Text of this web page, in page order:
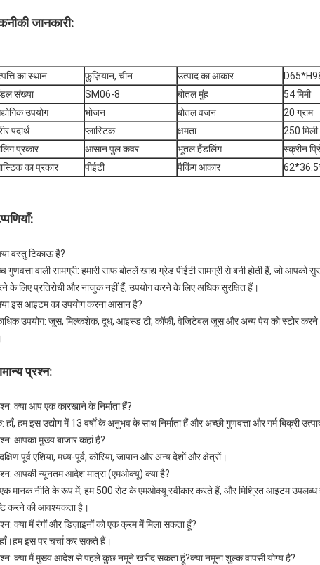
जानकारी:
का स्थान फ़ुज़ियान, चीन उत्पाद का आकार
संख्या
SM06-8 बोतल मुंह
54 मिमी
उपयोग
भोजन बोतल वजन
20 ग्राम
पदार्थ
प्लास्टिक क्षमता
‎250 मिली
प्रकार
आसान पुल कवर भूतल हैंडलिंग
स्क्रीन
का प्रकार
पीईटी पैकिंग आकार
वस्तु टिकाऊ है?
गुणवत्ता वाली सामग्री: हमारी साफ बोतलें खाद्य ग्रेड पीईटी सामग्री से बनी होती हैं, जो
के लिए प्रतिरोधी और नाजुक नहीं हैं, उपयोग करने के लिए अधिक सुरक्षित हैं।
इस आइटम का उपयोग करना आसान है?
उपयोग: जूस, मिल्कशेक, दूध, आइस्ड टी, कॉफी, वेजिटेबल जूस और अन्य पेय को स्टोर करने
प्रश्न:
क्या आप एक कारखाने के निर्माता हैं?
हाँ, हम इस उद्योग में 13 वर्षों के अनुभव के साथ निर्माता हैं और अच्छी गुणवत्ता और गर्म बिक्री
आपका मुख्य बाजार कहां है?
पूर्व एशिया, मध्य-पूर्व, कोरिया, जापान और अन्य देशों और क्षेत्रों।
आपकी न्यूनतम आदेश मात्रा (एमओक्यू) क्या है?
मानक नीति के रूप में, हम 500 सेट के एमओक्यू स्वीकार करते हैं, और मिश्रित आइटम उपलब्ध हैं,
करने की आवश्यकता है।
क्या मैं रंगों और डिज़ाइनों को एक क्रम में मिला सकता हूँ?
इस पर चर्चा कर सकते हैं।
क्या मैं मुख्य आदेश से पहले कुछ नमूने खरीद सकता हूं?क्या नमूना शुल्क वापसी योग्य है?